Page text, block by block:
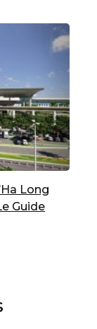
Long
Guide